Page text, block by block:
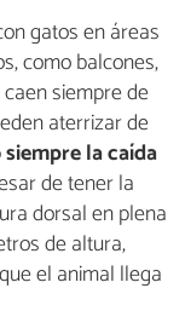
gatos en áreas
como balcones,
siempre de
aterrizar de
siempre la caída
de tener la
dorsal en plena
de altura,
el animal llega